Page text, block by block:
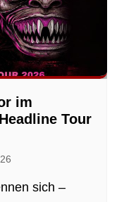
im
Tour
sich –